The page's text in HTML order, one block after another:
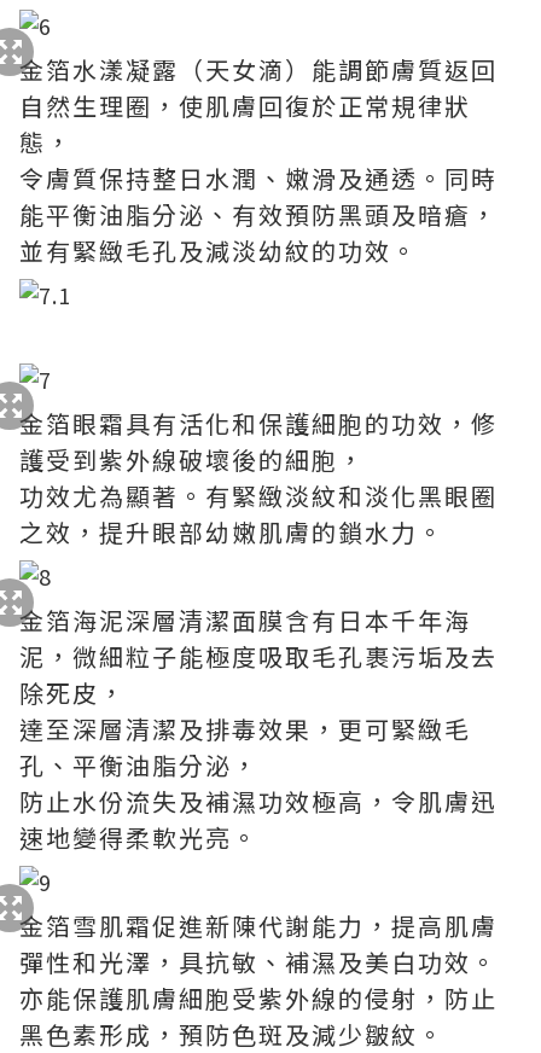
金箔水漾凝露（天女滴）能調節膚質返回
自然生理圈，使肌膚回復於正常規律狀
態，
令膚質保持整日水潤、嫩滑及通透。同時
能平衡油脂分泌、有效預防黑頭及暗瘡，
並有緊緻毛孔及減淡幼紋的功效。
金箔眼霜具有活化和保護細胞的功效，修
護受到紫外線破壞後的細胞，
功效尤為顯著。有緊緻淡紋和淡化黑眼圈
之效，提升眼部幼嫩肌膚的鎖水力。
金箔海泥深層清潔面膜含有日本千年海
泥，微細粒子能極度吸取毛孔裹污垢及去
除死皮，
達至深層清潔及排毒效果，更可緊緻毛
孔、平衡油脂分泌，
防止水份流失及補濕功效極高，令肌膚迅
速地變得柔軟光亮。
金箔雪肌霜促進新陳代謝能力，提高肌膚
彈性和光澤，具抗敏、補濕及美白功效。
亦能保護肌膚細胞受紫外線的侵射，防止
黑色素形成，預防色斑及減少皺紋。